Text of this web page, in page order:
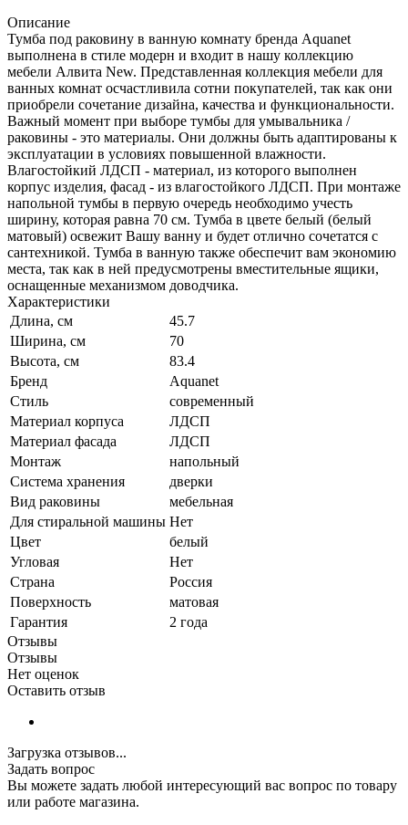
Описание
Тумба под раковину в ванную комнату бренда Aquanet
выполнена в стиле модерн и входит в нашу коллекцию
мебели Алвита New. Представленная коллекция мебели для
ванных комнат осчастливила сотни покупателей, так как они
приобрели сочетание дизайна, качества и функциональности.
Важный момент при выборе тумбы для умывальника /
раковины - это материалы. Они должны быть адаптированы к
эксплуатации в условиях повышенной влажности.
Влагостойкий ЛДСП - материал, из которого выполнен
корпус изделия, фасад - из влагостойкого ЛДСП. При монтаже
напольной тумбы в первую очередь необходимо учесть
ширину, которая равна 70 см. Тумба в цвете белый (белый
матовый) освежит Вашу ванну и будет отлично сочетатся с
сантехникой. Тумба в ванную также обеспечит вам экономию
места, так как в ней предусмотрены вместительные ящики,
оснащенные механизмом доводчика.
Характеристики
Длина, см
45.7
Ширина, см
70
Высота, см
83.4
Бренд
Aquanet
Стиль
современный
Материал корпуса
ЛДСП
Материал фасада
ЛДСП
Монтаж
напольный
Система хранения
дверки
Вид раковины
мебельная
Для стиральной машины Нет
Цвет
белый
Угловая
Нет
Страна
Россия
Поверхность
матовая
Гарантия
2 года
Отзывы
Отзывы
Нет оценок
Оставить отзыв
Загрузка отзывов...
Задать вопрос
Вы можете задать любой интересующий вас вопрос по товару
или работе магазина.